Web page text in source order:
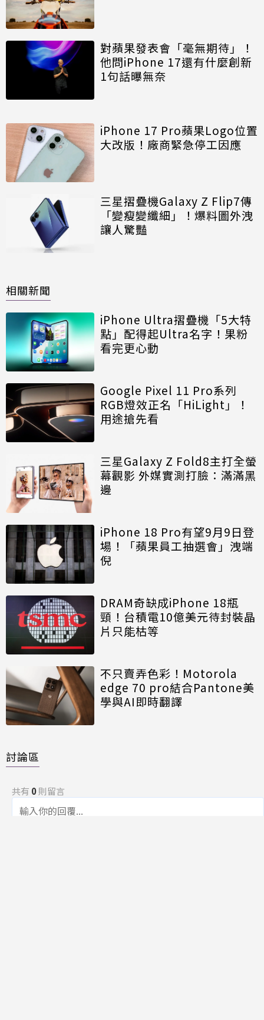
對蘋果發表會「毫無期待」！
他問iPhone 17還有什麼創新
1句話曝無奈
iPhone 17 Pro蘋果Logo位置
大改版！廠商緊急停工因應
三星摺疊機Galaxy Z Flip7傳
「變瘦變纖細」！爆料圖外洩
讓人驚豔
相關新聞
iPhone Ultra摺疊機「5大特
點」配得起Ultra名字！果粉
看完更心動
Google Pixel 11 Pro系列
RGB燈效正名「HiLight」！
用途搶先看
三星Galaxy Z Fold8主打全螢
幕觀影 外媒實測打臉：滿滿黑
邊
iPhone 18 Pro有望9月9日登
場！「蘋果員工抽選會」洩端
倪
DRAM奇缺成iPhone 18瓶
頸！台積電10億美元待封裝晶
片只能枯等
不只賣弄色彩！Motorola
edge 70 pro結合Pantone美
學與AI即時翻譯
討論區
共有 0則留言